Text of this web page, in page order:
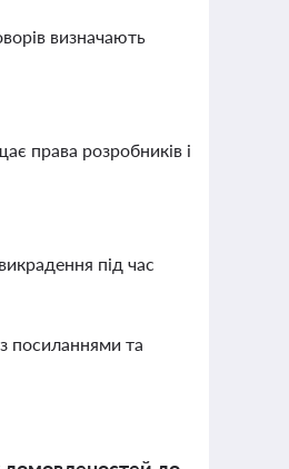
визначають
права розробників і
під час
посиланнями та